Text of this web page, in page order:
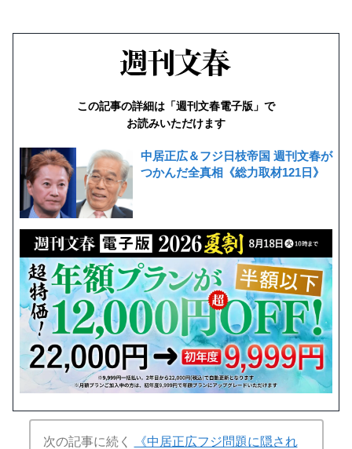
この記事の詳細は「週刊文春電子版」で
お読みいただけます
中居正広＆フジ日枝帝国 週刊文春が
つかんだ全真相《総力取材121日》
次の記事に続く
《中居正広フジ問題に隠され